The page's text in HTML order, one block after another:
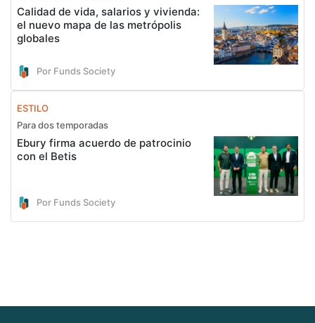
Calidad de vida, salarios y vivienda:
el nuevo mapa de las metrópolis
globales
Por Funds Society
ESTILO
Para dos temporadas
Ebury firma acuerdo de patrocinio
con el Betis
Por Funds Society